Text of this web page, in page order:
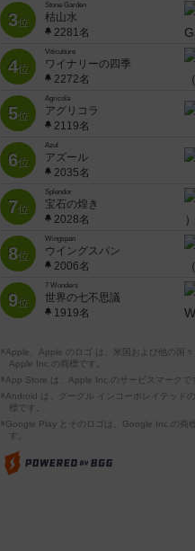
3位
Stone Garden
枯山水
2281名
4位
Viticulture
ワイナリーの四季
2272名
5位
Agricola
アグリコラ
2119名
6位
Azul
アズール
2035名
7位
Splendor
宝石の煌き
2028名
8位
Wingspan
ウイングスパン
2006名
9位
7 Wonders
世界の七不思議
1919名
※Apple、Apple のロゴ は、米国および他の国々
Apple Inc.の商標です。
※App Store は、Apple Inc.のサービスマークで
※Android は、グーグル インコーポレイテッド
標です。
※Google Play とそのロゴは、Google Inc.の商
す。